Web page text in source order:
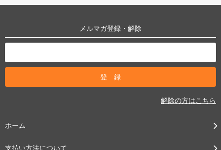
メルマガ登録・解除
解除の方はこちら
ホーム
支払い方法について